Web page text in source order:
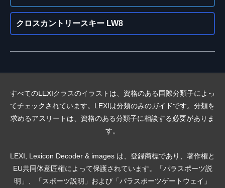
クロスカントリースキー LW8
すべてのLEXIクラスのイラストは、資格のある国際分類子によっ
てチェックされています。LEXIは分類のみのガイドです。分類を
求めるアスリートは、資格のある分類子に相談する必要がありま
す。
LEXI, Lexicon Decoder & images は、登録商標であり、著作権と
EU共同体意匠権によって保護されています。「パラスポーツ説
明」、「スポーツ説明」および「パラスポーツゲートウェイ」